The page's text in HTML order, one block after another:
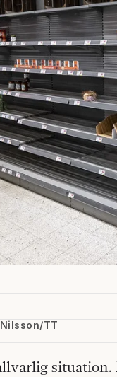
TT
situation.